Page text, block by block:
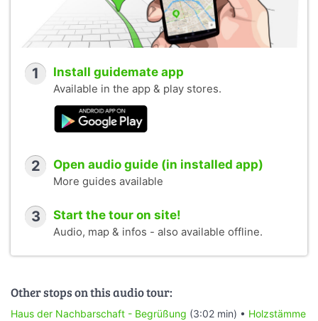
1 Install guidemate app
Available in the app & play stores.
2 Open audio guide (in installed app)
More guides available
3 Start the tour on site!
Audio, map & infos - also available offline.
Other stops on this audio tour:
Haus der Nachbarschaft - Begrüßung (3:02 min) • Holzstämme